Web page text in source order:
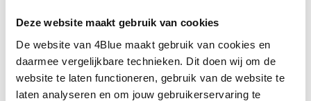
Deze website maakt gebruik van cookies
De website van 4Blue maakt gebruik van cookies en
daarmee vergelijkbare technieken. Dit doen wij om de
website te laten functioneren, gebruik van de website te
laten analyseren en om jouw gebruikerservaring te